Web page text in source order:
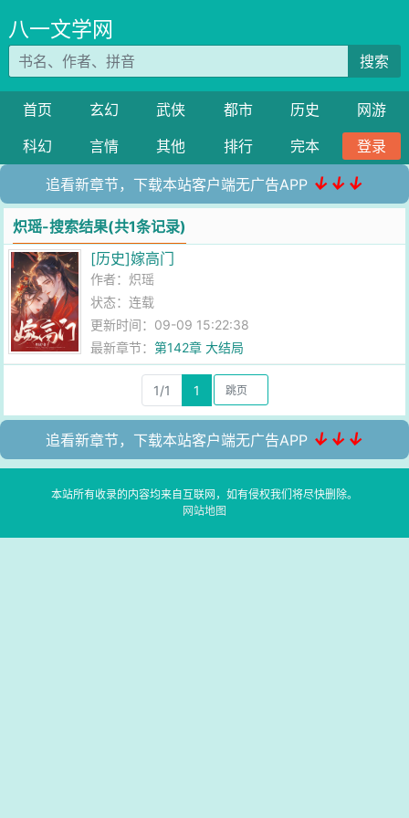
八一文学网
搜索
首页 玄幻 武侠 都市 历史
网游
科幻
言情 其他 排行 完本 登录
追看新章节，下载本站客户端无广告APP ↓↓↓
炽瑶-搜索结果(共1条记录)
[历史]嫁高门
作者：炽瑶
状态：连载
更新时间：09-09 15:22:38
最新章节：第142章 大结局
1/1 1
追看新章节，下载本站客户端无广告APP ↓↓↓
本站所有收录的内容均来自互联网，如有侵权我们将尽快删除。
网站地图